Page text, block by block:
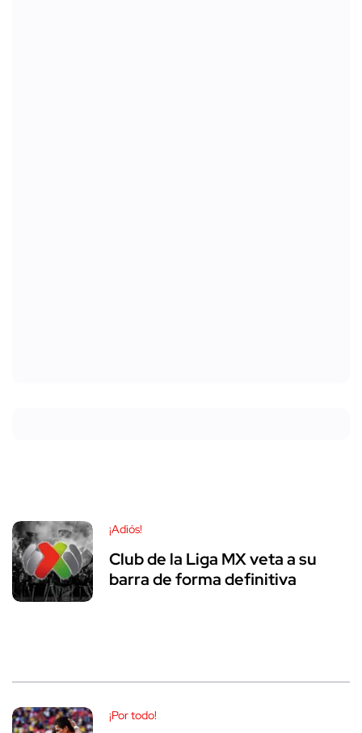
¡Adiós!
Club de la Liga MX veta a su
barra de forma definitiva
¡Por todo!